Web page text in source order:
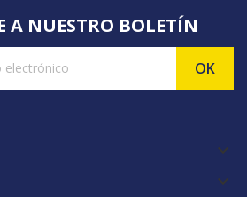
A NUESTRO BOLETÍN

